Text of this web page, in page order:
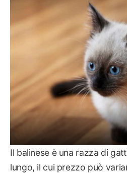
APPROFONDIMENTI
Il balinese è una razza di
lungo, il cui prezzo può